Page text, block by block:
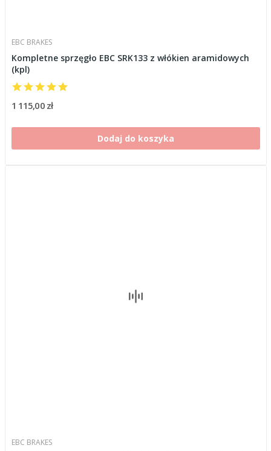
EBC BRAKES
Kompletne sprzęgło EBC SRK133 z włókien aramidowych
(kpl)
1 115,00 zł
Dodaj do koszyka
EBC BRAKES